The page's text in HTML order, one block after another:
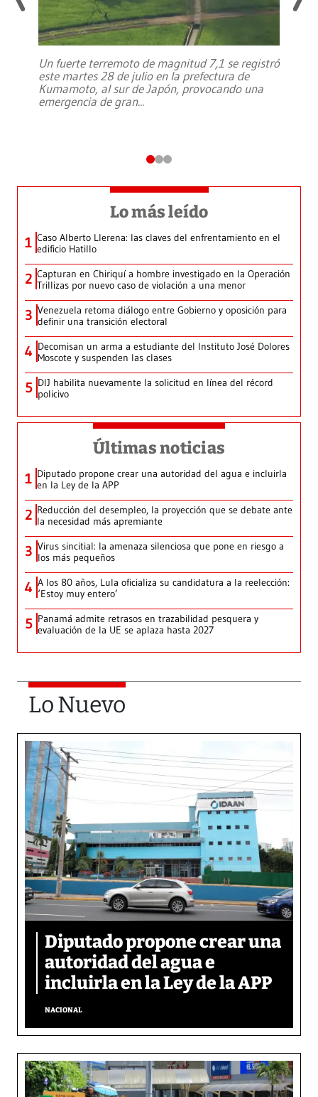
Un fuerte terremoto de magnitud 7,1 se registró
este martes 28 de julio en la prefectura de
Kumamoto, al sur de Japón, provocando una
emergencia de gran...
Lo más leído
1 Caso Alberto Llerena: las claves del enfrentamiento en el
edificio Hatillo
2 Capturan en Chiriquí a hombre investigado en la Operación
Trillizas por nuevo caso de violación a una menor
3 Venezuela retoma diálogo entre Gobierno y oposición para
definir una transición electoral
4 Decomisan un arma a estudiante del Instituto José Dolores
Moscote y suspenden las clases
5 DIJ habilita nuevamente la solicitud en línea del récord
policivo
Últimas noticias
1 Diputado propone crear una autoridad del agua e incluirla
en la Ley de la APP
2 Reducción del desempleo, la proyección que se debate ante
la necesidad más apremiante
3 Virus sincitial: la amenaza silenciosa que pone en riesgo a
los más pequeños
4 A los 80 años, Lula oficializa su candidatura a la reelección:
‘Estoy muy entero’
5 Panamá admite retrasos en trazabilidad pesquera y
evaluación de la UE se aplaza hasta 2027
Lo Nuevo
Diputado propone crear una
autoridad del agua e
incluirla en la Ley de la APP
NACIONAL